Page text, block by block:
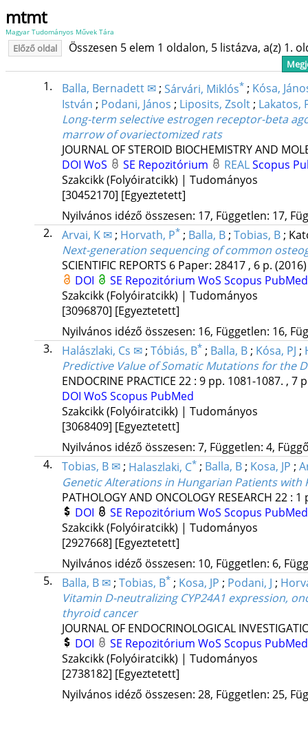
mtmt
Magyar Tudományos Művek Tára
Előző oldal Összesen 5 elem 1 oldalon, 5 listázva, a(z) 1.
1. Balla, Bernadett ✉; Sárvári, Miklós* ; Kósa,
István ; Podani, János ; Liposits, Zsolt ; Lakatos,
Long-term selective estrogen receptor-beta
marrow of ovariectomized rats
JOURNAL OF STEROID BIOCHEMISTRY AND
DOI WoS SE Repozitórium REALScopus
Szakcikk (Folyóiratcikk) | Tudományos
[30452170] [Egyeztetett]
Nyilvános idéző összesen: 17, Független: 17,
2.
Arvai, K ✉ ; Horvath, P* ; Balla, B ; Tobias, B ;
Next-generation sequencing of common
SCIENTIFIC REPORTS 6 Paper: 28417 , 6 p. (2016)
DOI
SE Repozitórium WoS Scopus PubMed
Szakcikk (Folyóiratcikk) | Tudományos
[3096870] [Egyeztetett]
Nyilvános idéző összesen: 16, Független: 16,
3.
Halászlaki, Cs ✉; Tóbiás, B* ; Balla, B; Kósa, PJ ;
Predictive Value of Somatic Mutations for the
ENDOCRINE PRACTICE 22: 9 pp. 1081-1087. , 7
DOI WoS Scopus PubMed
Szakcikk (Folyóiratcikk) | Tudományos
[3068409] [Egyeztetett]
Nyilvános idéző összesen: 7, Független: 4,
4.
Tobias, B ✉; Halaszlaki, C* ; Balla, B; Kosa, JP ;
Genetic Alterations in Hungarian Patients with
PATHOLOGY AND ONCOLOGY RESEARCH 22: 1
DOI
SE Repozitórium WoS Scopus
Szakcikk (Folyóiratcikk) | Tudományos
[2927668] [Egyeztetett]
Nyilvános idéző összesen: 10, Független: 6,
5.
Balla, B ✉ ; Tobias, B* ; Kosa, JP ; Podani, J ;
Vitamin D-neutralizing CYP24A1 expression,
thyroid cancer
JOURNAL OF ENDOCRINOLOGICAL
DOI
SE Repozitórium WoS Scopus
Szakcikk (Folyóiratcikk) | Tudományos
[2738182] [Egyeztetett]
Nyilvános idéző összesen: 28, Független: 25,